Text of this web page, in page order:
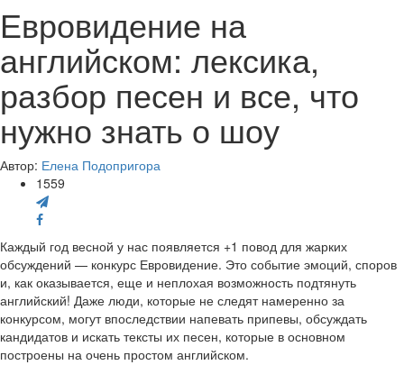
Евровидение на
английском: лексика,
разбор песен и все, что
нужно знать о шоу
Автор: Елена Подопригора
1559
Каждый год весной у нас появляется +1 повод для жарких
обсуждений — конкурс Евровидение. Это событие эмоций, споров
и, как оказывается, еще и неплохая возможность подтянуть
английский! Даже люди, которые не следят намеренно за
конкурсом, могут впоследствии напевать припевы, обсуждать
кандидатов и искать тексты их песен, которые в основном
построены на очень простом английском.